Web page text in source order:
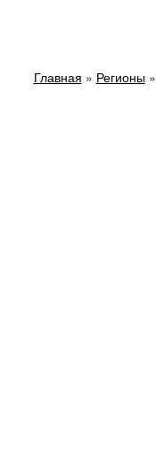
Главная » Регионы»